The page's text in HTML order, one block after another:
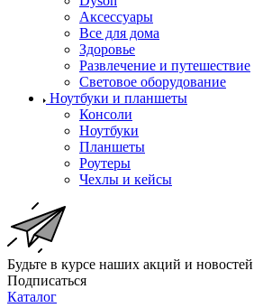
Аксессуары
Все для дома
Здоровье
Развлечение и путешествие
Световое оборудование
Ноутбуки и планшеты
Консоли
Ноутбуки
Планшеты
Роутеры
Чехлы и кейсы
Будьте в курсе наших акций и новостей
Подписаться
Каталог